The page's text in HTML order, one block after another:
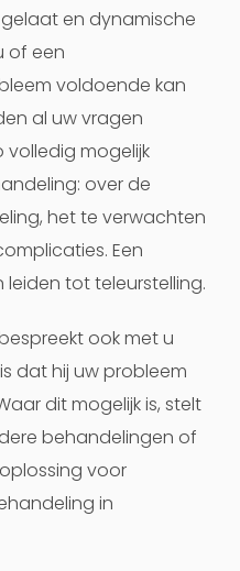
en dynamische
of een
voldoende kan
al uw vragen
mogelijk
over de
het te verwachten
Een
leiden tot teleurstelling.
ook met u
dat hij uw probleem
dit mogelijk is, stelt
behandelingen of
voor
in